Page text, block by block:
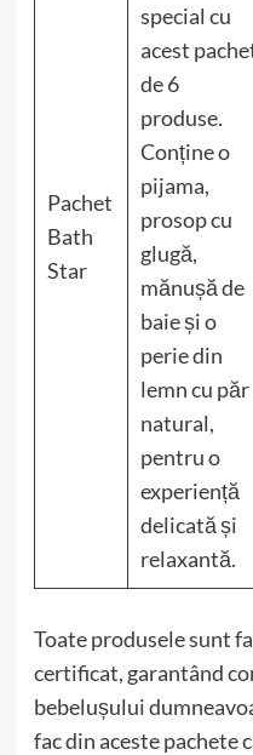
Pachet
Bath
Star
special cu
acest
de 6
produse.
Conține o
pijama,
prosop cu
glugă,
mănușă de
baie și o
perie din
lemn cu păr
natural,
pentru o
experiență
delicată și
relaxantă.
Toate produsele sunt
certificat, garantând
bebelușului
fac din aceste pachete